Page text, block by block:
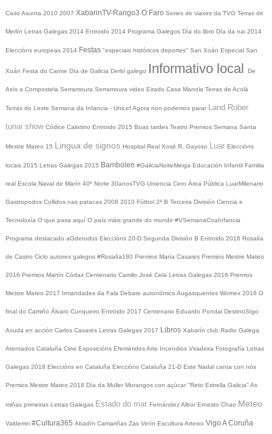
Caso Asunta 2010 2007 XabarinTV-Rango3 O Faro Series de viaxes da TVG Terras de
Merlín Letras Galegas 2014 Entroido 2014 Programa Galegos Día do libro Día da nai 2014
Eleccións europeas 2014 Festas "especiais históricos deportes" San Xoán Especial San
Xoán Festa do Carme Día de Galicia Derbi galego Informativo local De
Asís a Compostela Serramoura Serramoura video Eirado Casa Manola Terras de Acolá
Terras do Leste Semana da Infancia - UnicefAgora non podemos parar Land Rober
tunai show Códice Calixtino Entroido 2015 Boas tardes Teatro Premios Semana Santa
Mestre Mateo 15 Lingua de signos Hospital Real Xosé R. Gayoso Luar Eleccións
locais 2015 Letras Galegas 2015 Bamboleo #GaliciaNoiteMeiga Educación Infantil Familia
real Escola Naval de Marín 40º Norte 30anosTVG Urxencia Cero Área Pública LuarMilenario
Gastropodos Collidos nas patacas 2008 2010 Fútbol 2ª B Terceira División Ciencia e
Tecnoloxía O que pasa aquí O país máis grande do mundo #VSemanaCoaInfancia
Programa destacado aGdetodos Eleccións 20-D Segunda División B Entroido 2016 Rosalía
de Castro Ciclo autores galegos #Rosalía180 Premios María Casares Premios Mestre Mateo
2016 Premios Martín Códax Centenario Camilo José Cela Letras Galegas 2016 Premios
Mestre Mateo 2017 Irmandades da Fala Debate autonómico Augasquentes Womex 2016 O
final do Camiño Álvaro Cunqueiro Entroido 2017 Centenario Eduardo Pondal DestinoStgo
Axuda en acción Carlos Casares Letras Galegas 2017 Libros Xabarín club Radio Galega
Atentados Cataluña Cine Exposicións EfeméridesArte Incendios Viradeira Fotografía Letras
Galegas 2018 Eleccións en Cataluña Eleccións Cataluña 21-D Este Nadal canta con nós
Premios Mestre Mateo 2018 Día da Muller Morangos con açúcar "Reto Estrella Galicia" As
miñas primeiras Letras Galegas Estado do mar Fernández Albor Ernesto Chao Meteo
Valderrei #Cultura365 Abadín Camariñas Zas Verín Escultura Arteixo Vigo A Coruña